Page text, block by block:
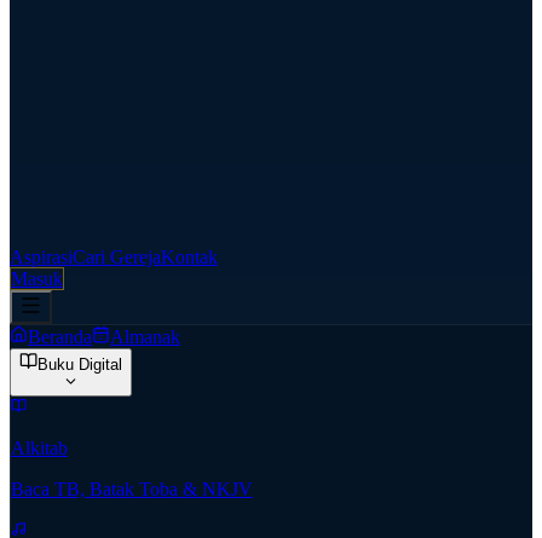
AspirasiCari GerejaKontak
Masuk
Beranda Almanak
Buku Digital
Alkitab
Baca TB, Batak Toba & NKJV